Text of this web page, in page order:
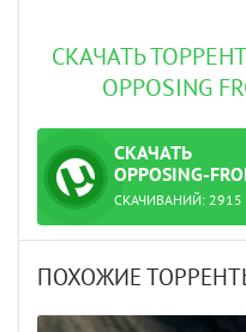
СКАЧАТЬ ТОРРЕНТ
OPPOSING
СКАЧАТЬ
ТОРРЕНТ
OPPOSING-
2_400-
СКАЧИВАНИЙ: 2915
2_100-2_400-buka.torrent
ПОХОЖИЕ